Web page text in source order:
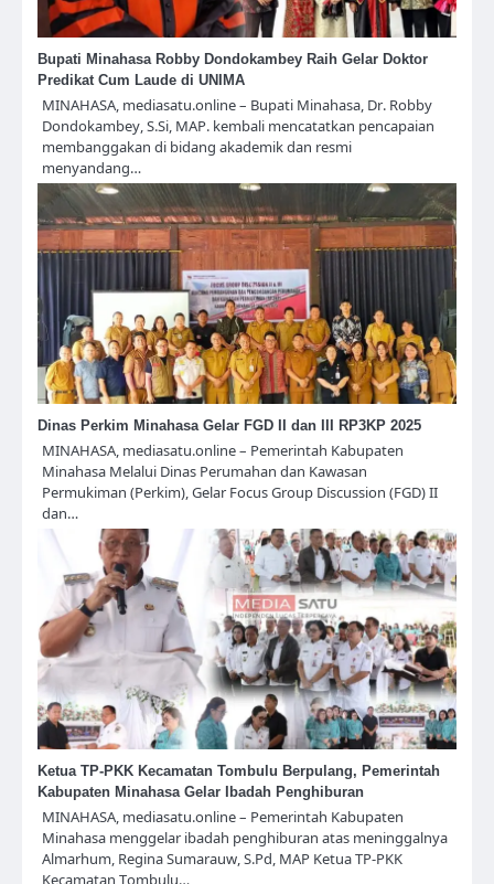
Bupati Minahasa Robby Dondokambey Raih Gelar Doktor
Predikat Cum Laude di UNIMA
MINAHASA, mediasatu.online – Bupati Minahasa, Dr. Robby
Dondokambey, S.Si, MAP. kembali mencatatkan pencapaian
membanggakan di bidang akademik dan resmi
menyandang…
Dinas Perkim Minahasa Gelar FGD II dan III RP3KP 2025
MINAHASA, mediasatu.online – Pemerintah Kabupaten
Minahasa Melalui Dinas Perumahan dan Kawasan
Permukiman (Perkim), Gelar Focus Group Discussion (FGD) II
dan…
Ketua TP-PKK Kecamatan Tombulu Berpulang, Pemerintah
Kabupaten Minahasa Gelar Ibadah Penghiburan
MINAHASA, mediasatu.online – Pemerintah Kabupaten
Minahasa menggelar ibadah penghiburan atas meninggalnya
Almarhum, Regina Sumarauw, S.Pd, MAP Ketua TP-PKK
Kecamatan Tombulu…